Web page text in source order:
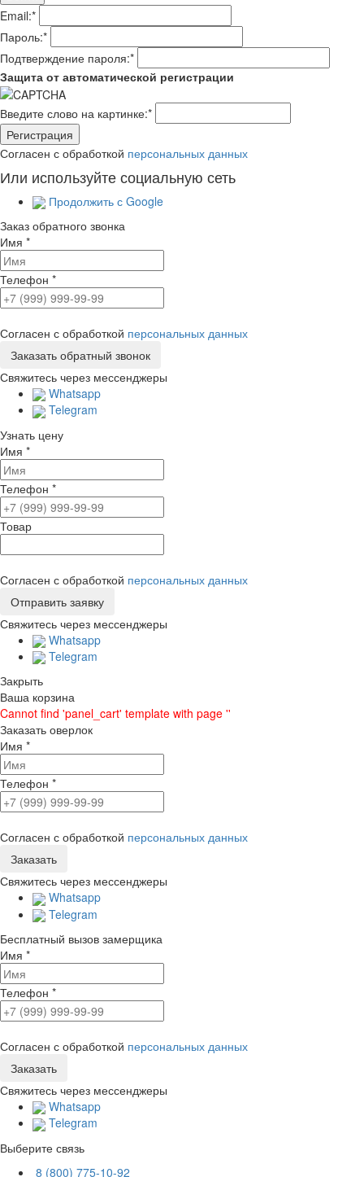
Email:*
Пароль:*
Подтверждение пароля:*
Защита от автоматической регистрации
Введите слово на картинке:*
Согласен с обработкой персональных данных
Или используйте социальную сеть
Продолжить с Google
Заказ обратного звонка
Имя *
Телефон *
Согласен с обработкой персональных данных
Свяжитесь через мессенджеры
Whatsapp
Telegram
Узнать цену
Имя *
Телефон *
Товар
Согласен с обработкой персональных данных
Свяжитесь через мессенджеры
Whatsapp
Telegram
Закрыть
Ваша корзина
Cannot find 'panel_cart' template with page ''
Заказать оверлок
Имя *
Телефон *
Согласен с обработкой персональных данных
Свяжитесь через мессенджеры
Whatsapp
Telegram
Бесплатный вызов замерщика
Имя *
Телефон *
Согласен с обработкой персональных данных
Свяжитесь через мессенджеры
Whatsapp
Telegram
Выберите связь
8 (800) 775-10-92